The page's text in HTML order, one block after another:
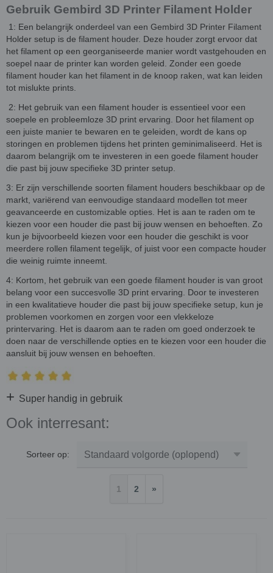
Gebruik Gembird 3D Printer Filament Holder
1: Een belangrijk onderdeel van een Gembird 3D Printer Filament
Holder setup is de filament houder. Deze houder zorgt ervoor dat
het filament op een georganiseerde manier wordt vastgehouden en
soepel naar de printer kan worden geleid. Zonder een goede
filament houder kan het filament in de knoop raken, wat kan leiden
tot mislukte prints.
2: Het gebruik van een filament houder is essentieel voor een
soepele en probleemloze 3D print ervaring. Door het filament op
een juiste manier te bewaren en te geleiden, wordt de kans op
storingen en problemen tijdens het printen geminimaliseerd. Het is
daarom belangrijk om te investeren in een goede filament houder
die past bij jouw specifieke 3D printer setup.
3: Er zijn verschillende soorten filament houders beschikbaar op de
markt, variërend van eenvoudige standaard modellen tot meer
geavanceerde en customizable opties. Het is aan te raden om te
kiezen voor een houder die past bij jouw wensen en behoeften. Zo
kun je bijvoorbeeld kiezen voor een houder die geschikt is voor
meerdere rollen filament tegelijk, of juist voor een compacte houder
die weinig ruimte inneemt.
4: Kortom, het gebruik van een goede filament houder is van groot
belang voor een succesvolle 3D print ervaring. Door te investeren
in een kwalitatieve houder die past bij jouw specifieke setup, kun je
problemen voorkomen en zorgen voor een vlekkeloze
printervaring. Het is daarom aan te raden om goed onderzoek te
doen naar de verschillende opties en te kiezen voor een houder die
aansluit bij jouw wensen en behoeften.
+ Super handig in gebruik
Ook interresant:
Sorteer op:
1 2 »